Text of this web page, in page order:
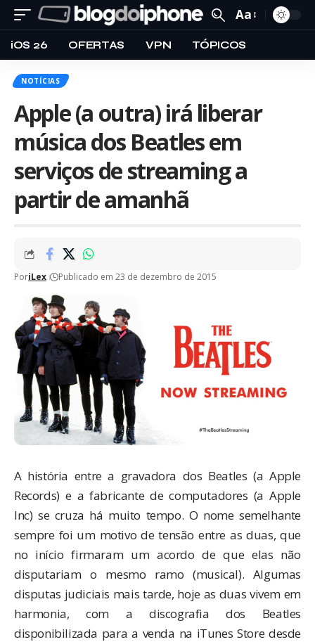
Aa
iOS 26 OFERTAS VPN TÓPICOS
NOTÍCIAS
Apple (a outra) irá liberar
música dos Beatles em
serviços de streaming a
partir de amanhã
PoriLex Publicado em 23 de dezembro de 2015
A história entre a gravadora dos Beatles (a Apple
Records) e a fabricante de computadores (a Apple
Inc) se cruza há muito tempo. O nome semelhante
sempre foi um motivo de tensão entre as duas, que
no início firmaram um acordo de que elas não
disputariam o mesmo ramo (musical). Algumas
disputas judiciais mais tarde, hoje as duas vivem em
harmonia, com a discografia dos Beatles
disponibilizada para a venda na iTunes Store desde